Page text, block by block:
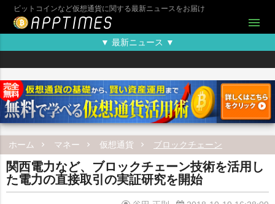
ビットコインなど仮想通貨に関する最新ニュースをお届け
menu
▼ 最新ニュース ▼
ホーム マネー 仮想通貨 ブロックチェーン
関西電力など、ブロックチェーン技術を活用し
た電力の直接取引の実証研究を開始